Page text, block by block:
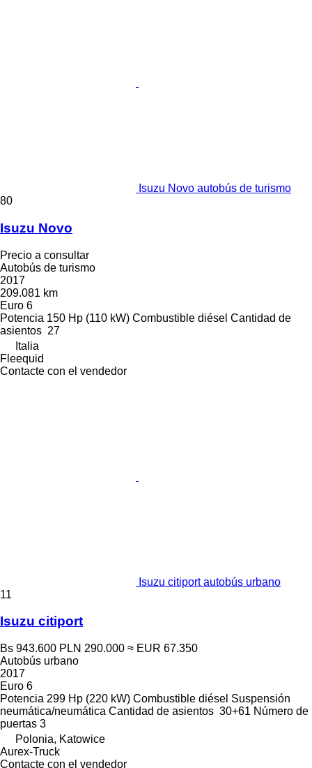
Isuzu Novo autobús de turismo
80
Isuzu Novo
Precio a consultar
Autobús de turismo
2017
209.081 km
Euro 6
Potencia 150 Hp (110 kW) Combustible diésel Cantidad de
asientos 27
Italia
Fleequid
Contacte con el vendedor
Isuzu citiport autobús urbano
11
Isuzu citiport
Bs 943.600 PLN 290.000 ≈ EUR 67.350
Autobús urbano
2017
Euro 6
Potencia 299 Hp (220 kW) Combustible diésel Suspensión
neumática/neumática Cantidad de asientos 30+61 Número de
puertas 3
Polonia, Katowice
Aurex-Truck
Contacte con el vendedor